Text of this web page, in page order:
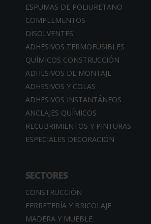
ESPUMAS DE POLIURETANO
COMPLEMENTOS
DISOLVENTES
ADHESIVOS TERMOFUSIBLES
QUÍMICOS CONSTRUCCIÓN
ADHESIVOS DE MONTAJE
ADHESIVOS Y COLAS
ADHESIVOS INSTANTÁNEOS
ANCLAJES QUÍMICOS
RECUBRIMIENTOS Y PINTURAS
ESPECIALES DECORACIÓN
SECTORES
CONSTRUCCIÓN
FERRETERÍA Y BRICOLAJE
MADERA Y MUEBLE